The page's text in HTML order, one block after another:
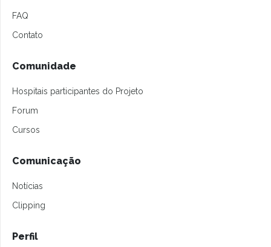
FAQ
Contato
Comunidade
Hospitais participantes do Projeto
Forum
Cursos
Comunicação
Notícias
Clipping
Perfil